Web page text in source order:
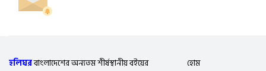
হলিঘরবাংলাদেশের অন্যতম শীর্ষস্থানীয় বইয়ের
হোম